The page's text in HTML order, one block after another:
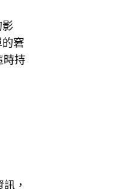
的窘
時持
，